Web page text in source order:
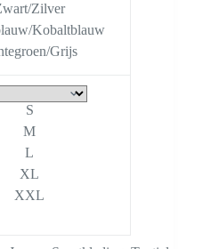
Zilver
Kobaltblauw
Grijs
S
M
L
XL
XXL